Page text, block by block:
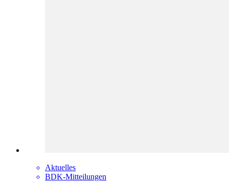
Aktuelles
BDK-Mitteilungen